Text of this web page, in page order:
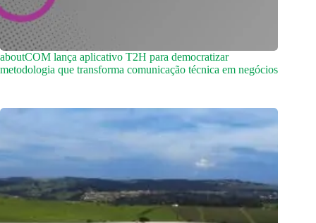
aboutCOM lança aplicativo T2H para democratizar
metodologia que transforma comunicação técnica em negócios